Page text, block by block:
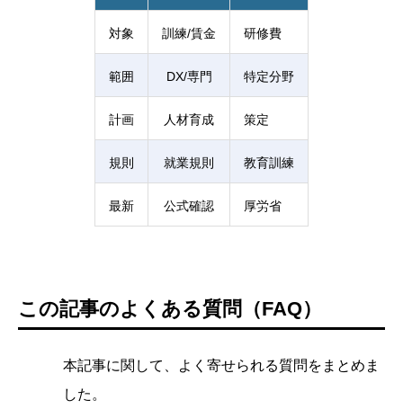
対象 訓練/賃金 研修費
範囲 DX/専門 特定分野
計画 人材育成 策定
規則 就業規則 教育訓練
最新 公式確認 厚労省
この記事のよくある質問（FAQ）
本記事に関して、よく寄せられる質問をまとめま
した。